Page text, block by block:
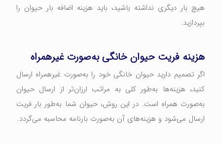
هیچ بار دیگری نداشته باشید، باید هزینه اضافه بار حیوان را
بپردازید.
هزینه فریت حیوان خانگی به‌صورت غیرهمراه
اگر تصمیم دارید حیوان خانگی خود را به‌صورت غیرهمراه ارسال
کنید، هزینه‌ها به‌طور کلی به مراتب ارزان‌تر از ارسال حیوان
به‌صورت همراه است. در این روش، حیوان شما به‌طور بار فریت
ارسال می‌شود و هزینه‌های آن به‌صورت بارنامه محاسبه می‌گردد.